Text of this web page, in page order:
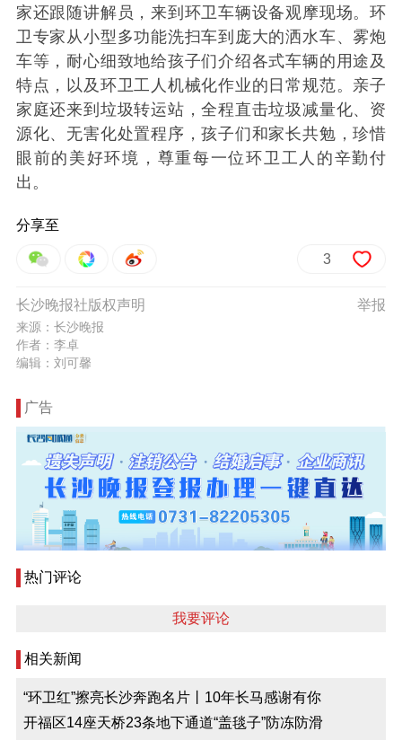
家还跟随讲解员，来到环卫车辆设备观摩现场。环
卫专家从小型多功能洗扫车到庞大的洒水车、雾炮
车等，耐心细致地给孩子们介绍各式车辆的用途及
特点，以及环卫工人机械化作业的日常规范。亲子
家庭还来到垃圾转运站，全程直击垃圾减量化、资
源化、无害化处置程序，孩子们和家长共勉，珍惜
眼前的美好环境，尊重每一位环卫工人的辛勤付
出。
分享至
3
举报
长沙晚报社版权声明
来源：长沙晚报
作者：李卓
编辑：刘可馨
广告
热门评论
我要评论
相关新闻
“环卫红”擦亮长沙奔跑名片丨10年长马感谢有你
开福区14座天桥23条地下通道“盖毯子”防冻防滑